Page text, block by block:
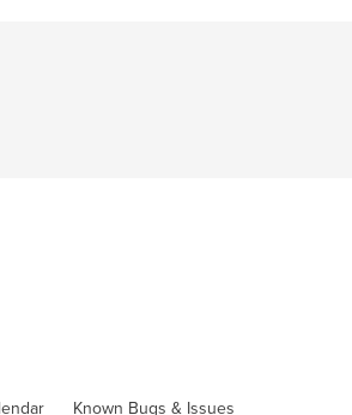
Known Bugs & Issues